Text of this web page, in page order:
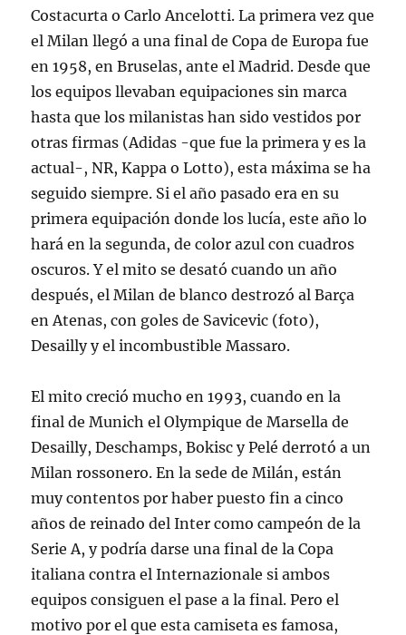
Costacurta o Carlo Ancelotti. La primera vez que
el Milan llegó a una final de Copa de Europa fue
en 1958, en Bruselas, ante el Madrid. Desde que
los equipos llevaban equipaciones sin marca
hasta que los milanistas han sido vestidos por
otras firmas (Adidas -que fue la primera y es la
actual-, NR, Kappa o Lotto), esta máxima se ha
seguido siempre. Si el año pasado era en su
primera equipación donde los lucía, este año lo
hará en la segunda, de color azul con cuadros
oscuros. Y el mito se desató cuando un año
después, el Milan de blanco destrozó al Barça
en Atenas, con goles de Savicevic (foto),
Desailly y el incombustible Massaro.
El mito creció mucho en 1993, cuando en la
final de Munich el Olympique de Marsella de
Desailly, Deschamps, Bokisc y Pelé derrotó a un
Milan rossonero. En la sede de Milán, están
muy contentos por haber puesto fin a cinco
años de reinado del Inter como campeón de la
Serie A, y podría darse una final de la Copa
italiana contra el Internazionale si ambos
equipos consiguen el pase a la final. Pero el
motivo por el que esta camiseta es famosa,